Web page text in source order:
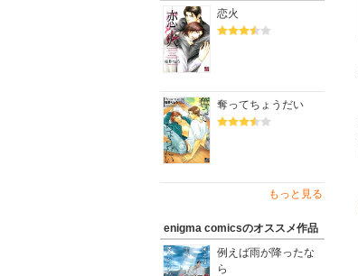
恋火
奪ってちょうだい
もっと見る
enigma comicsのオススメ作品
例えば雨が降ったな
ら